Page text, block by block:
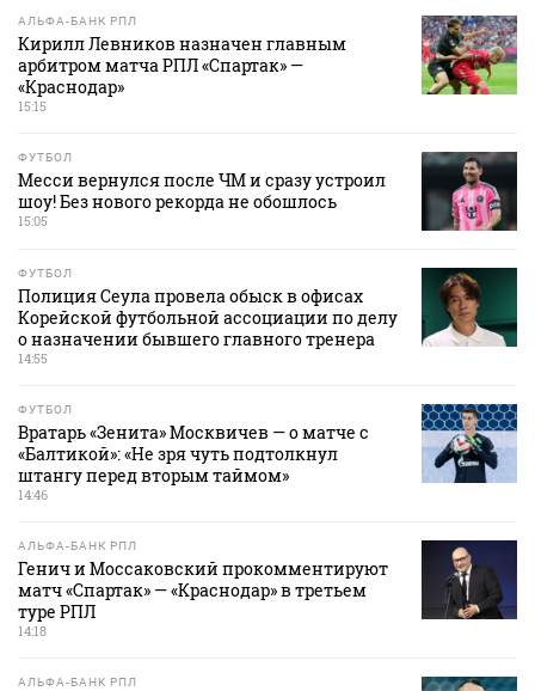
АЛЬФА-БАНК РПЛ
Кирилл Левников назначен главным
арбитром матча РПЛ «Спартак» —
«Краснодар»
15:15
ФУТБОЛ
Месси вернулся после ЧМ и сразу устроил
шоу! Без нового рекорда не обошлось
15:05
ФУТБОЛ
Полиция Сеула провела обыск в офисах
Корейской футбольной ассоциации по делу
о назначении бывшего главного тренера
14:55
ФУТБОЛ
Вратарь «Зенита» Москвичев — о матче с
«Балтикой»: «Не зря чуть подтолкнул
штангу перед вторым таймом»
14:46
АЛЬФА-БАНК РПЛ
Генич и Моссаковский прокомментируют
матч «Спартак» — «Краснодар» в третьем
туре РПЛ
14:18
АЛЬФА-БАНК РПЛ